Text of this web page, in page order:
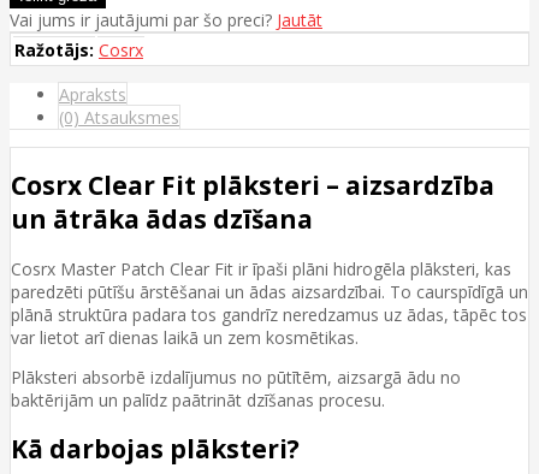
Vai jums ir jautājumi par šo preci? Jautāt
Ražotājs: Cosrx
Apraksts
(0) Atsauksmes
Cosrx Clear Fit plāksteri – aizsardzība
un ātrāka ādas dzīšana
Cosrx Master Patch Clear Fit ir īpaši plāni hidrogēla plāksteri, kas
paredzēti pūtīšu ārstēšanai un ādas aizsardzībai. To caurspīdīgā un
plānā struktūra padara tos gandrīz neredzamus uz ādas, tāpēc tos
var lietot arī dienas laikā un zem kosmētikas.
Plāksteri absorbē izdalījumus no pūtītēm, aizsargā ādu no
baktērijām un palīdz paātrināt dzīšanas procesu.
Kā darbojas plāksteri?